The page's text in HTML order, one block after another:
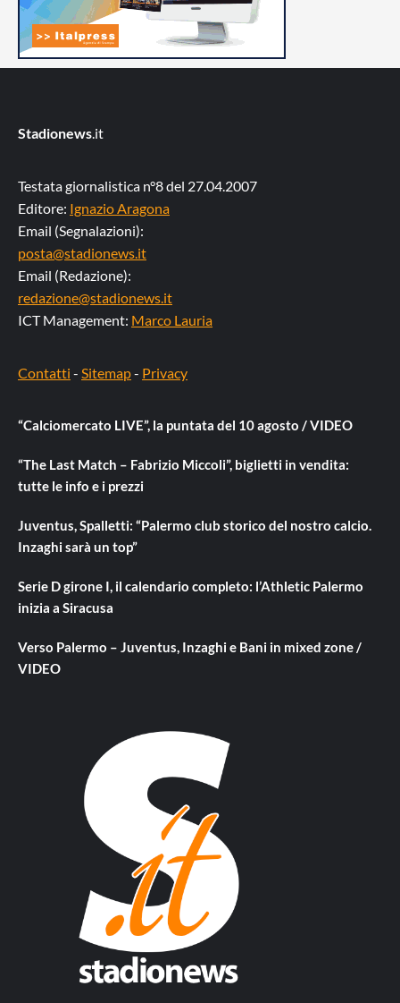
Stadionews.it
Testata giornalistica n°8 del 27.04.2007
Editore: Ignazio Aragona
Email (Segnalazioni):
posta@stadionews.it
Email (Redazione):
redazione@stadionews.it
ICT Management: Marco Lauria
Contatti - Sitemap- Privacy
“Calciomercato LIVE”, la puntata del 10 agosto / VIDEO
“The Last Match – Fabrizio Miccoli”, biglietti in vendita:
tutte le info e i prezzi
Juventus, Spalletti: “Palermo club storico del nostro calcio.
Inzaghi sarà un top”
Serie D girone I, il calendario completo: l’Athletic Palermo
inizia a Siracusa
Verso Palermo – Juventus, Inzaghi e Bani in mixed zone /
VIDEO